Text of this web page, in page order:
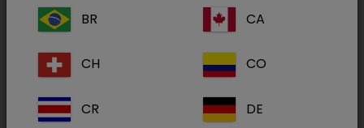
de l’emplacement et de la profondeur de la
purification est nécessaire.
BR CA
CH CO
CR DE